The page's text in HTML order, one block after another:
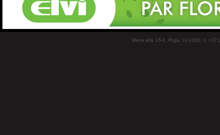
Miera iela 15-1, Rīga, LV-1001, t: